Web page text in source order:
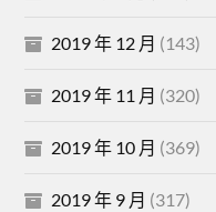
2019 年 12 月 (143)
2019 年 11 月 (320)
2019 年 10 月 (369)
2019 年 9 月 (317)